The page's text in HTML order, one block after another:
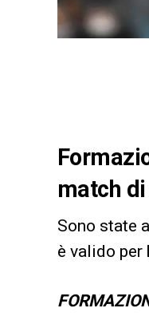
match
Sono state
è valido per